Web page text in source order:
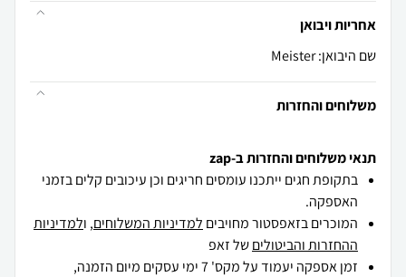
אחריות ויבואן
שם היבואן: Meister
משלוחים והחזרות
תנאי משלוחים והחזרות ב-zap
בתקופת חגים ייתכנו עומסים חריגים וכן עיכובים קלים בזמני
האספקה.
המוכרים בזאפסטור מחויבים למדיניות המשלוחים, ולמדיניות
ההחזרות והביטוליםשל זאפ
זמן אספקה יעמוד על מקס' 7 ימי עסקים מיום הזמנה,